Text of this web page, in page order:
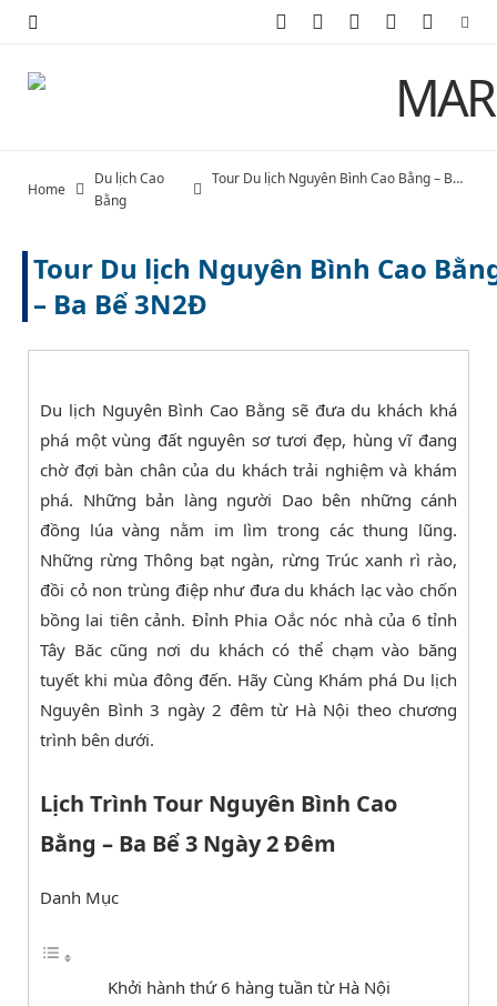
)
u
Home
Du lịch Cao
Bằng
Tour Du lịch Nguyên Bình Cao Bằng – Ba Bể 3N2Đ
Tour Du lịch Nguyên Bình Cao
– Ba Bể 3N2Đ
Du lịch Nguyên Bình Cao Bằng sẽ đưa du khách khá
phá một vùng đất nguyên sơ tươi đẹp, hùng vĩ đang
chờ đợi bàn chân của du khách trải nghiệm và khám
phá. Những bản làng người Dao bên những cánh
đồng lúa vàng nằm im lìm trong các thung lũng.
Những rừng Thông bạt ngàn, rừng Trúc xanh rì rào,
đồi cỏ non trùng điệp như đưa du khách lạc vào chốn
bồng lai tiên cảnh. Đỉnh Phia Oắc nóc nhà của 6 tỉnh
Tây Băc cũng nơi du khách có thể chạm vào băng
tuyết khi mùa đông đến. Hãy Cùng Khám phá Du lịch
Nguyên Bình 3 ngày 2 đêm từ Hà Nội theo chương
trình bên dưới.
Lịch Trình Tour Nguyên Bình Cao
Bằng – Ba Bể 3 Ngày 2 Đêm
Danh Mục
Khởi hành thứ 6 hàng tuần từ Hà Nội